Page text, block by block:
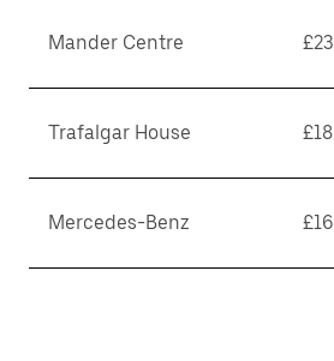
Mander Centre £23
Trafalgar House £18
Mercedes-Benz £16